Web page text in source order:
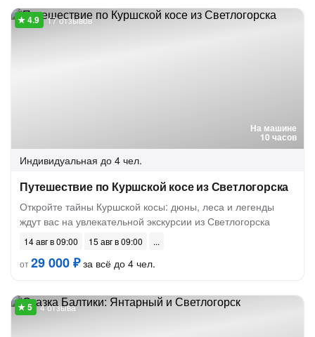
На машине
10 часов
17 отзывов
Индивидуальная до 4 чел.
Путешествие по Куршской косе из Светлогорска
Откройте тайны Куршской косы: дюны, леса и легенды
ждут вас на увлекательной экскурсии из Светлогорска
14 авг в 09:00
15 авг в 09:00
от29 000 ₽за всё до 4 чел.
4 отзыва